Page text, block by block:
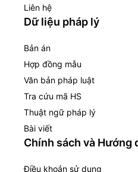
Liên hệ
Dữ liệu pháp lý
Bản án
Hợp đồng mẫu
Văn bản pháp luật
Tra cứu mã HS
Thuật ngữ pháp lý
Bài viết
Chính sách và Hướng
Điều khoản sử dụng